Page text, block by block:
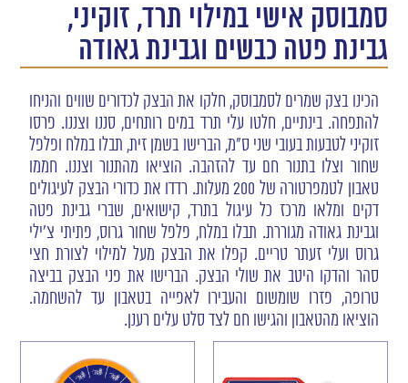
סמבוסק אישי במילוי תרד, זוקיני,
גבינת פטה כבשים וגבינת גאודה
הכינו בצק שמרים לסמבוסק, חלקו את הבצק לכדורים שווים והניחו
להתפחה. בינתיים, חלטו עלי תרד במים רותחים, סננו וצננו. פרסו
זוקיני לטבעות בעובי שני ס"מ, הברישו בשמן זית, תבלו במלח ופלפל
שחור וצלו בתנור חם עד להזהבה. הוציאו מהתנור וצננו. חממו
טאבון לטמפרטורה של 200 מעלות. רדדו את כדורי הבצק לעיגולים
דקים ומלאו מרכז כל עיגול בתרד, קישואים, שברי גבינת פטה
וגבינת גאודה מגוררת. תבלו במלח, פלפל שחור גרוס, פתיתי צ'ילי
גרוס ועלי זעתר טריים. קפלו את הבצק מעל למילוי לצורת חצי
סהר והדקו היטב את שולי הבצק. הברישו את פני הבצק בביצה
טרופה, פזרו שומשום והעבירו לאפייה בטאבון עד להשחמה.
הוציאו מהטאבון והגישו חם לצד סלט עלים רענן.